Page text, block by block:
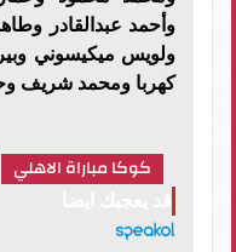
وأحمد عبدالقادر
ولويس ميكيسوني
كهربا ومحمد شريف
كوكا مباراة الاهلي